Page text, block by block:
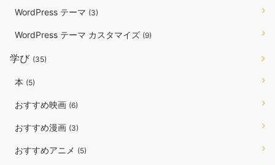
WordPress テーマ (3)
WordPress テーマ カスタマイズ (9)
学び (35)
本 (5)
おすすめ映画 (6)
おすすめ漫画 (3)
おすすめアニメ (5)